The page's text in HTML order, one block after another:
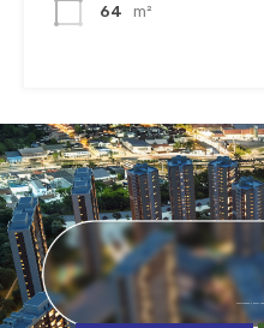
64 m²